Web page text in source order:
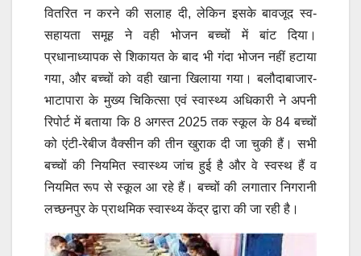
वितरित न करने की सलाह दी, लेकिन इसके बावजूद स्व-
सहायता समूह ने वही भोजन बच्चों में बांट दिया।
प्रधानाध्यापक से शिकायत के बाद भी गंदा भोजन नहीं हटाया
गया, और बच्चों को वही खाना खिलाया गया। बलौदाबाजार-
भाटापारा के मुख्य चिकित्सा एवं स्वास्थ्य अधिकारी ने अपनी
रिपोर्ट में बताया कि 8 अगस्त 2025 तक स्कूल के 84 बच्चों
को एंटी-रेबीज वैक्सीन की तीन खुराक दी जा चुकी हैं। सभी
बच्चों की नियमित स्वास्थ्य जांच हुई है और वे स्वस्थ हैं व
नियमित रूप से स्कूल आ रहे हैं। बच्चों की लगातार निगरानी
लच्छनपुर के प्राथमिक स्वास्थ्य केंद्र द्वारा की जा रही है।